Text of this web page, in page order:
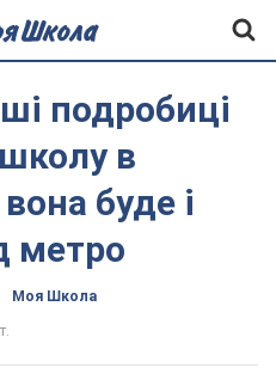
подробиці
в
буде і
метро
Моя Школа